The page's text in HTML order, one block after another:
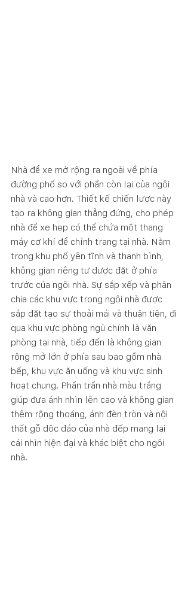
Nhà để xe mở rộng ra ngoài về phía
đường phố so với phần còn lại của ngôi
nhà và cao hơn. Thiết kế chiến lược này
tạo ra không gian thẳng đứng, cho phép
nhà để xe hẹp có thể chứa một thang
máy cơ khí để chỉnh trang tại nhà. Nằm
trong khu phố yên tĩnh và thanh bình,
không gian riêng tư được đặt ở phía
trước của ngôi nhà. Sự sắp xếp và phân
chia các khu vực trong ngôi nhà được
sắp đặt tạo sự thoải mái và thuận tiện, đi
qua khu vực phòng ngủ chính là văn
phòng tại nhà, tiếp đến là không gian
rộng mở lớn ở phía sau bao gồm nhà
bếp, khu vực ăn uống và khu vực sinh
hoạt chung. Phần trần nhà màu trắng
giúp đưa ánh nhìn lên cao và không gian
thêm rộng thoáng, ánh đèn tròn và nội
thất gỗ độc đáo của nhà đếp mang lại
cái nhìn hiện đại và khác biệt cho ngôi
nhà.